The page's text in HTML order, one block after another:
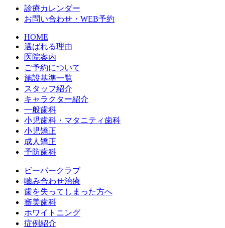
診療カレンダー
お問い合わせ・WEB予約
HOME
選ばれる理由
医院案内
ご予約について
施設基準一覧
スタッフ紹介
キャラクター紹介
一般歯科
小児歯科・マタニティ歯科
小児矯正
成人矯正
予防歯科
ビーバークラブ
嚙み合わせ治療
歯を失ってしまった方へ
審美歯科
ホワイトニング
症例紹介